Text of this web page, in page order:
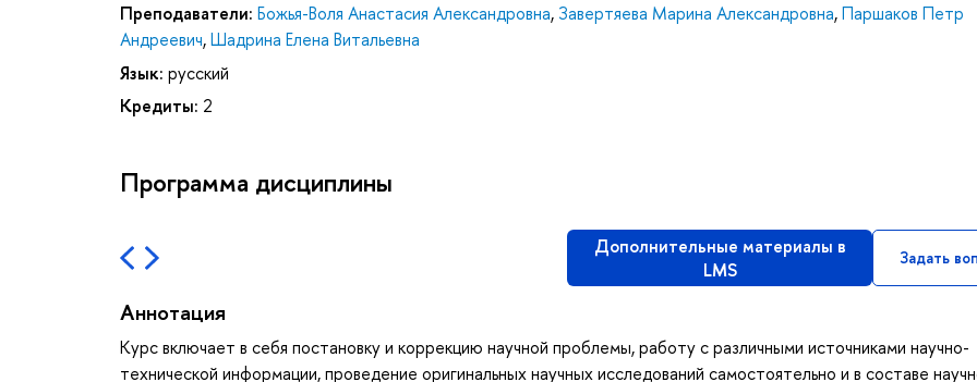
Преподаватели: Божья-Воля Анастасия Александровна, Завертяева Марина Александровна,Паршаков Петр
Андреевич,Шадрина Елена Витальевна
Язык: русский
Кредиты: 2
Программа дисциплины
Дополнительные материалы в
LMS
Задать
Аннотация
Курс включает в себя постановку и коррекцию научной проблемы, работу с различными источниками научно-
технической информации, проведение оригинальных научных исследований самостоятельно и в составе